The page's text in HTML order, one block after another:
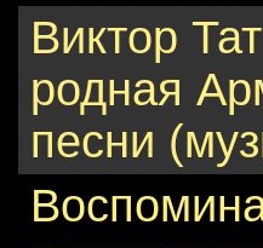
Виктор
родная
песни